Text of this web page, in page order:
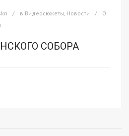
в Видеосюжеты, Новости
0
СОБОРА